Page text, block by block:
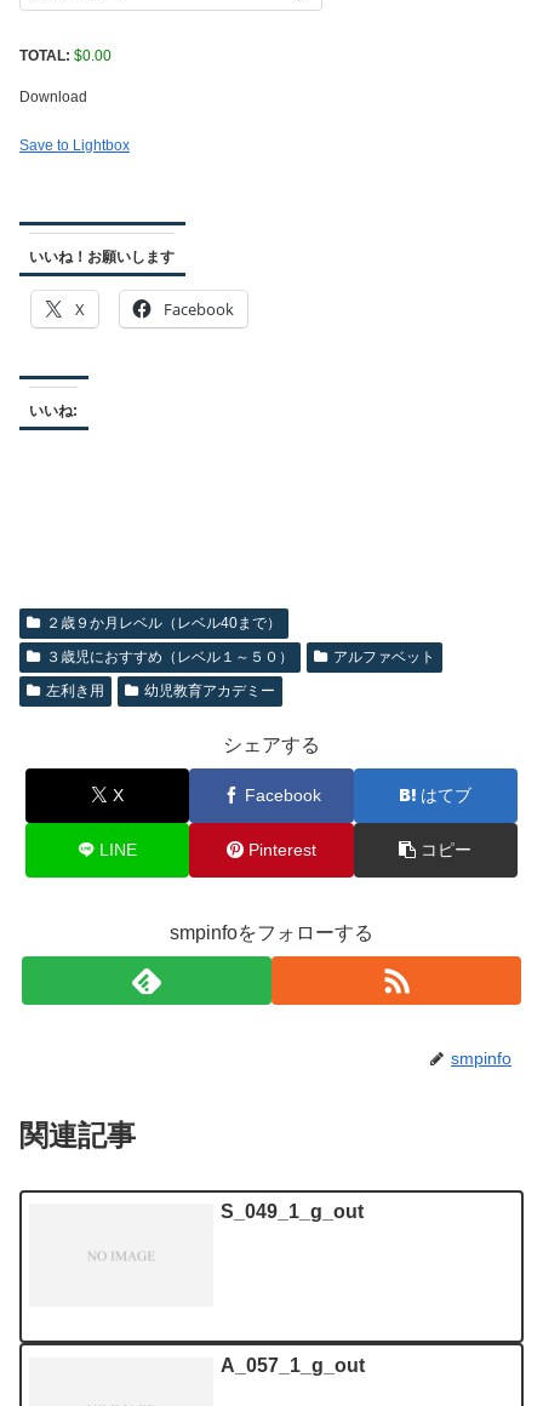
TOTAL: $0.00
Download
Save to Lightbox
いいね！お願いします
X Facebook
いいね:
２歳９か月レベル（レベル40まで）
３歳児におすすめ（レベル１～５０）
アルファベット
左利き用
幼児教育アカデミー
シェアする
X Facebook はてブ
LINE Pinterest コピー
smpinfoをフォローする
smpinfo
関連記事
S_049_1_g_out
A_057_1_g_out